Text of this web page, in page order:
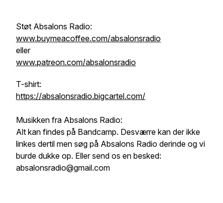
Støt Absalons Radio:
www.buymeacoffee.com/absalonsradio
eller
www.patreon.com/absalonsradio
T-shirt:
https://absalonsradio.bigcartel.com/
Musikken fra Absalons Radio:
Alt kan findes på Bandcamp. Desværre kan der ikke
linkes dertil men søg på Absalons Radio derinde og vi
burde dukke op. Eller send os en besked:
absalonsradio@gmail.com